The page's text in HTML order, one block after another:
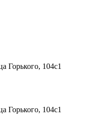
Горького, 104с1
Горького, 104с1